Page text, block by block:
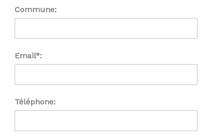
Commune:
Email*:
Téléphone: